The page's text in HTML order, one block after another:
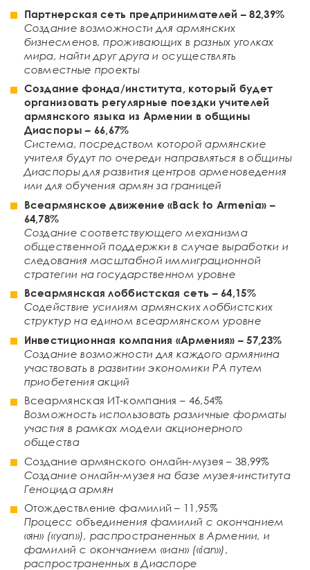
Партнерская сеть предпринимателей –82,39%
Создание возможности для армянских
бизнесменов, проживающих в разных уголках
мира, найти друг друга и осуществлять
совместные проекты
Создание фонда/института, который будет
организовать регулярные поездки учителей
армянского языка из Армении в общины
Диаспоры– 66,67%
Система, посредством которой армянские
учителя будут по очереди направляться в общины
Диаспоры для развития центров арменоведения
или для обучения армян за границей
Всеармянское движение «Back to Armenia» –
64 78%
Создание соответствующего механизма
общественной поддержки в случае выработки и
следования масштабной иммиграционной
стратегии на государственном уровне
Всеармянская лоббистская сеть –64,15%
Содействие усилиям армянских лоббистских
структур на едином всеармянском уровне
Инвестиционная компания «Армения» –57,23%
Создание возможности для каждого армянина
участвовать в развитии экономики РА путем
приобетения акций
Всеармянская ИТ-компания – 46,54%
Возможность использовать различные форматы
участия в рамках модели акционерного
общества
Создание армянского онлайн-музея – 38,99%
Создание онлайн-музея на базе музея-института
Геноцида армян
Отождествление фамилий – 11,95%
Процесс объединения фамилий с окончанием
«ян» («yan»), распространенных в Армении, и
фамилий с окончанием «иан» («ian»),
распространенных в Диаспоре